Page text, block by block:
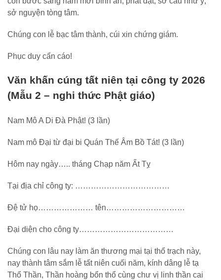
sở nguyện tòng tâm.
Chúng con lễ bạc tâm thành, cúi xin chứng giám.
Phục duy cẩn cáo!
Văn khấn cúng tất niên tại công ty 2026
(Mẫu 2 – nghi thức Phật giáo)
Nam Mô A Di Đà Phật! (3 lần)
Nam mô Đại từ đại bi Quán Thế Âm Bồ Tát! (3 lần)
Hôm nay ngày….. tháng Chạp năm Ất Tỵ
Tại địa chỉ công ty: ………………………………
Đệ tử họ………………… tên…………………………
Đại diện cho công ty………………………………
Chúng con lâu nay làm ăn thương mại tại thổ trạch này,
nay thành tâm sắm lễ tất niên cuối năm, kính dâng lễ tạ
Thổ Thần, Thần hoàng bổn thổ cùng chư vị linh thần cai